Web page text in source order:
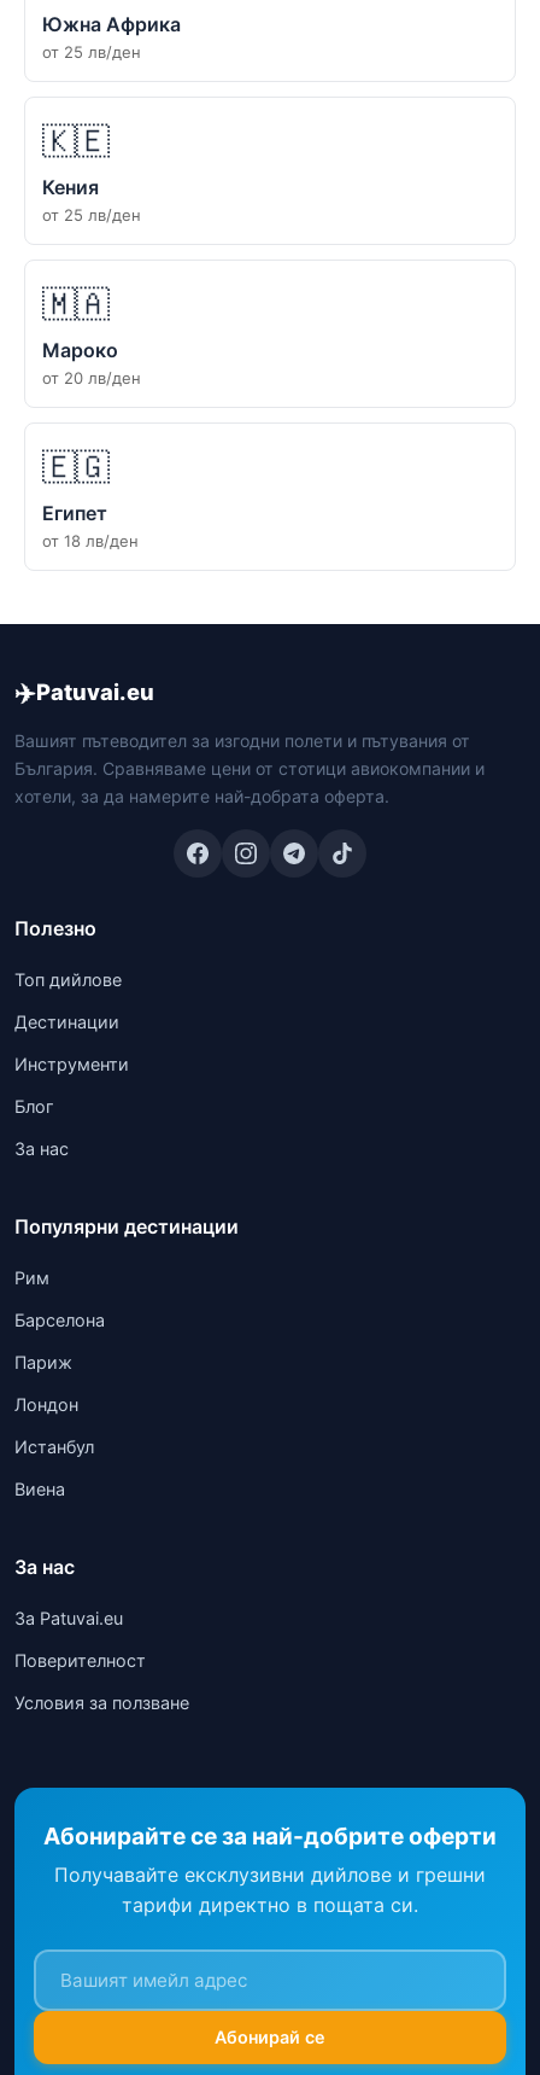
Южна Африка
от 25 лв/ден
🇰🇪
Кения
от 25 лв/ден
🇲🇦
Мароко
от 20 лв/ден
🇪🇬
Египет
от 18 лв/ден
✈️Patuvai.eu
Вашият пътеводител за изгодни полети и пътувания от
България. Сравняваме цени от стотици авиокомпании и
хотели, за да намерите най-добрата оферта.
Полезно
Топ дийлове
Дестинации
Инструменти
Блог
За нас
Популярни дестинации
Рим
Барселона
Париж
Лондон
Истанбул
Виена
За нас
За Patuvai.eu
Поверителност
Условия за ползване
Абонирайте се за най-добрите оферти
Получавайте ексклузивни дийлове и грешни
тарифи директно в пощата си.
Абонирай се